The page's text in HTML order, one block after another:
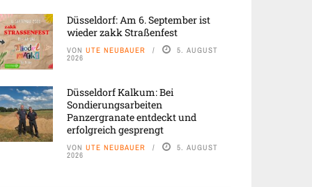
Düsseldorf: Am 6. September ist
wieder zakk Straßenfest
VON UTE NEUBAUER 5. AUGUST
2026
Düsseldorf Kalkum: Bei
Sondierungsarbeiten
Panzergranate entdeckt und
erfolgreich gesprengt
VON UTE NEUBAUER 5. AUGUST
2026